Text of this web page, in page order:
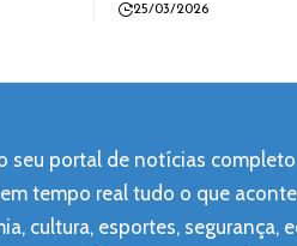
25/03/2026
seu portal de notícias
tempo real tudo o que
cultura, esportes, segurança,